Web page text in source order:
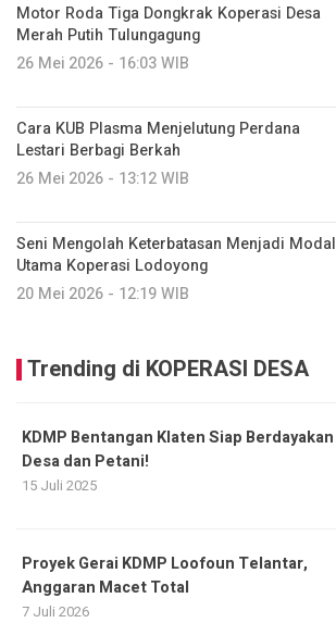
Motor Roda Tiga Dongkrak Koperasi Desa
Merah Putih Tulungagung
26 Mei 2026 - 16:03 WIB
Cara KUB Plasma Menjelutung Perdana
Lestari Berbagi Berkah
26 Mei 2026 - 13:12 WIB
Seni Mengolah Keterbatasan Menjadi Modal
Utama Koperasi Lodoyong
20 Mei 2026 - 12:19 WIB
Trending di KOPERASI DESA
KDMP Bentangan Klaten Siap Berdayakan
Desa dan Petani!
15 Juli 2025
Proyek Gerai KDMP Loofoun Telantar,
Anggaran Macet Total
7 Juli 2026